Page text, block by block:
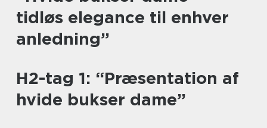
tidløs elegance til enhver
anledning”
H2-tag 1: “Præsentation af
hvide bukser dame”